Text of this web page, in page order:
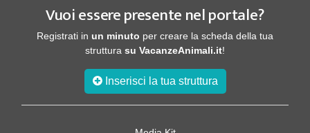
Vuoi essere presente nel portale?
Registrati in un minuto per creare la scheda della tua
struttura su VacanzeAnimali.it!
Inserisci la tua struttura